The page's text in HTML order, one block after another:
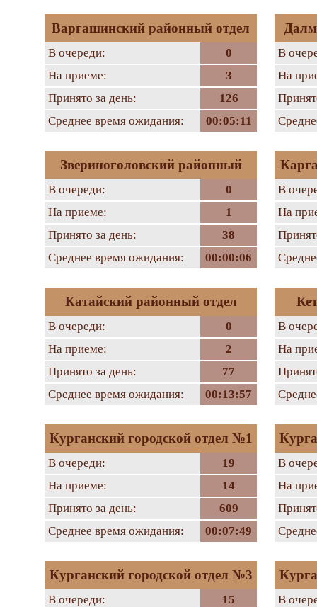
Варгашинский районный отдел
В очереди:
0
На приеме:
3
Принято за день:
126
Среднее время ожидания:
00:05:11
В
На
Звериноголовский районный
В очереди:
0
На приеме:
1
Принято за день:
38
Среднее время ожидания:
00:00:06
В
На
Катайский районный отдел
В очереди:
0
На приеме:
2
Принято за день:
77
Среднее время ожидания:
00:13:57
В
На
Курганский городской отдел №1
В очереди:
19
На приеме:
14
Принято за день:
609
Среднее время ожидания:
00:07:49
В
На
Курганский городской отдел №3
В очереди:
15
В